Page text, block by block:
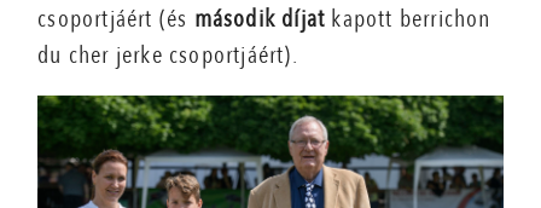
csoportjáért (és második díjat kapott berrichon
du cher jerke csoportjáért).